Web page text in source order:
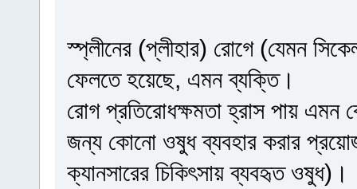
স্প্লীনের (প্লীহার) রোগে (যেমন
ফেলতে হয়েছে, এমন ব্যক্তি।
রোগ প্রতিরোধক্ষমতা হ্রাস পায় এমন
জন্য কোনো ওষুধ ব্যবহার করার
ক্যানসারের চিকিৎসায় ব্যবহৃত ওষুধ)।